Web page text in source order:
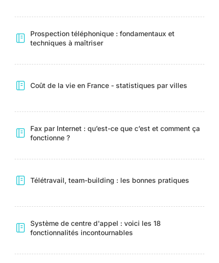
Prospection téléphonique : fondamentaux et
techniques à maîtriser
Coût de la vie en France - statistiques par villes
Fax par Internet : qu’est-ce que c’est et comment ça
fonctionne ?
Télétravail, team-building : les bonnes pratiques
Système de centre d'appel : voici les 18
fonctionnalités incontournables